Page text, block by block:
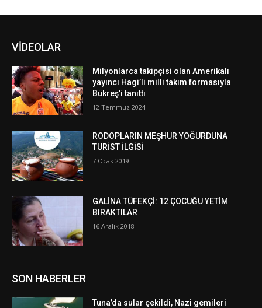
VİDEOLAR
Milyonlarca takipçisi olan Amerikalı
yayıncı Hagi’li milli takım formasıyla
Bükreş’i tanıttı
12 Temmuz 2024
RODOPLARIN MEŞHUR YOĞURDUNA
TURİST İLGİSİ
7 Ocak 2019
GALİNA TÜFEKÇİ: 12 ÇOCUĞU YETİM
BIRAKTILAR
16 Aralık 2018
SON HABERLER
Tuna’da sular çekildi, Nazi gemileri